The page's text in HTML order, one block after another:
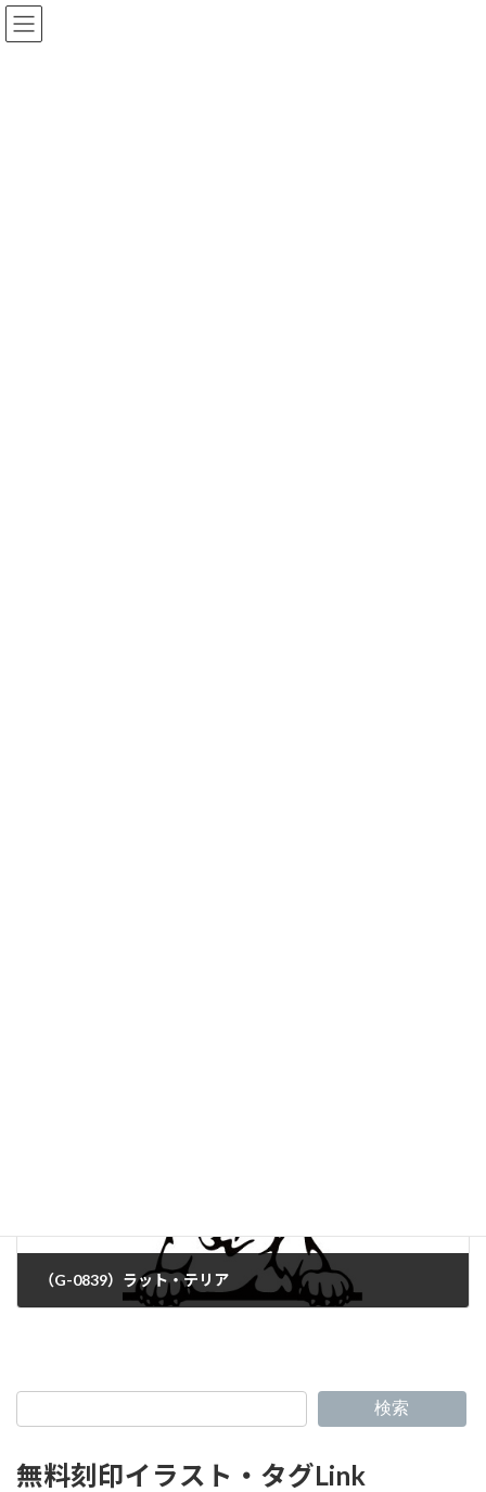
コ
ン
ナ
ビ
（G-0839）ラット・テリア
検索
無料刻印イラスト・タグLink